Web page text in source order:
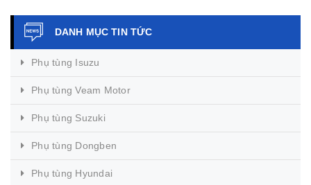
DANH MỤC TIN TỨC
Phụ tùng Isuzu
Phụ tùng Veam Motor
Phụ tùng Suzuki
Phụ tùng Dongben
Phụ tùng Hyundai